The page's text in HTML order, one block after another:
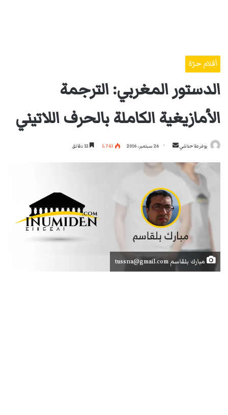
أقلام حرّة
الدستور المغربي: الترجمة
الأمازيغية الكاملة بالحرف اللاتيني
يوغرطا حناشي
أرسل
إلكترونيا
26 سبتمبر، 2016 1٬741
مبارك بلقاسم tussna@gmail.com